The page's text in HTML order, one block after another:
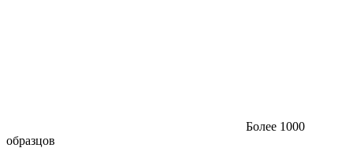
Более 1000
образцов